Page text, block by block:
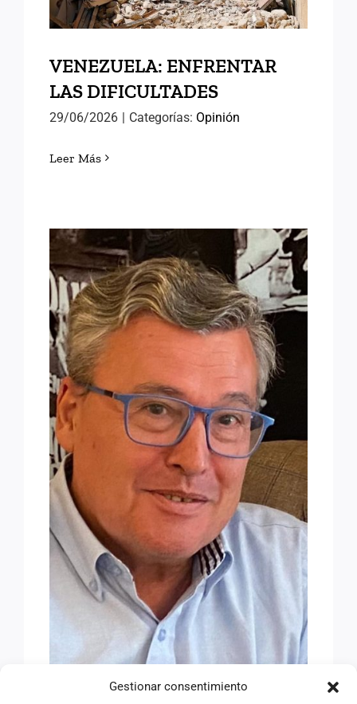
Gestionar consentimiento
VENEZUELA: ENFRENTAR
LAS DIFICULTADES
29/06/2026 | Categorías: Opinión
Leer Más
EN RECUERDO DE
FEDERICO LÓPEZ DE LA
RIVA